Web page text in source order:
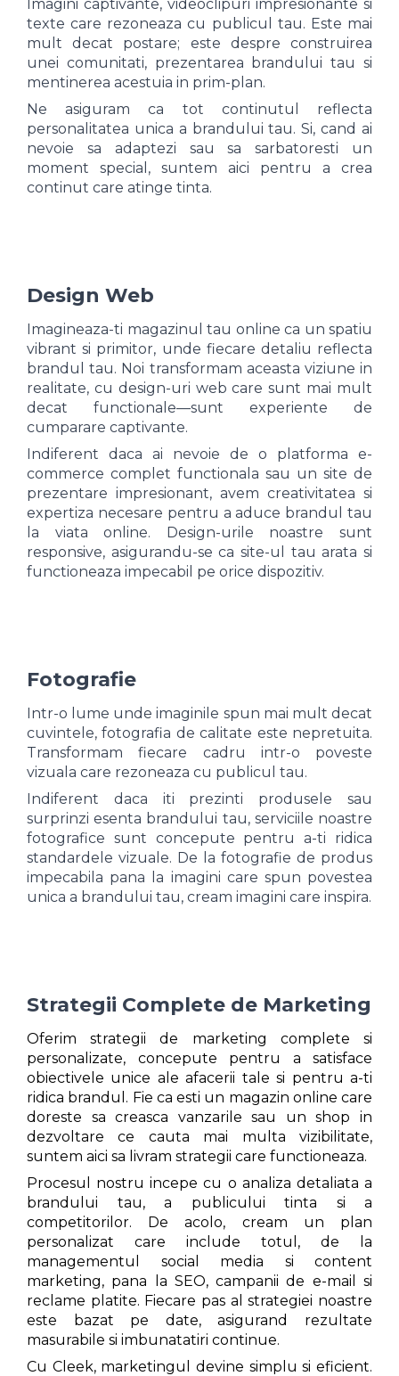
Imagini captivante, videoclipuri impresionante si
texte care rezoneaza cu publicul tau. Este mai
mult decat postare; este despre construirea
unei comunitati, prezentarea brandului tau si
mentinerea acestuia in prim-plan.
Ne asiguram ca tot continutul reflecta
personalitatea unica a brandului tau. Si, cand ai
nevoie sa adaptezi sau sa sarbatoresti un
moment special, suntem aici pentru a crea
continut care atinge tinta.
Design Web
Imagineaza-ti magazinul tau online ca un spatiu
vibrant si primitor, unde fiecare detaliu reflecta
brandul tau. Noi transformam aceasta viziune in
realitate, cu design-uri web care sunt mai mult
decat functionale—sunt experiente de
cumparare captivante.
Indiferent daca ai nevoie de o platforma e-
commerce complet functionala sau un site de
prezentare impresionant, avem creativitatea si
expertiza necesare pentru a aduce brandul tau
la viata online. Design-urile noastre sunt
responsive, asigurandu-se ca site-ul tau arata si
functioneaza impecabil pe orice dispozitiv.
Fotografie
Intr-o lume unde imaginile spun mai mult decat
cuvintele, fotografia de calitate este nepretuita.
Transformam fiecare cadru intr-o poveste
vizuala care rezoneaza cu publicul tau.
Indiferent daca iti prezinti produsele sau
surprinzi esenta brandului tau, serviciile noastre
fotografice sunt concepute pentru a-ti ridica
standardele vizuale. De la fotografie de produs
impecabila pana la imagini care spun povestea
unica a brandului tau, cream imagini care inspira.
Strategii Complete de Marketing
Oferim strategii de marketing complete si
personalizate, concepute pentru a satisface
obiectivele unice ale afacerii tale si pentru a-ti
ridica brandul. Fie ca esti un magazin online care
doreste sa creasca vanzarile sau un shop in
dezvoltare ce cauta mai multa vizibilitate,
suntem aici sa livram strategii care functioneaza.
Procesul nostru incepe cu o analiza detaliata a
brandului tau, a publicului tinta si a
competitorilor. De acolo, cream un plan
personalizat care include totul, de la
managementul social media si content
marketing, pana la SEO, campanii de e-mail si
reclame platite. Fiecare pas al strategiei noastre
este bazat pe date, asigurand rezultate
masurabile si imbunatatiri continue.
Cu Cleek, marketingul devine simplu si eficient.